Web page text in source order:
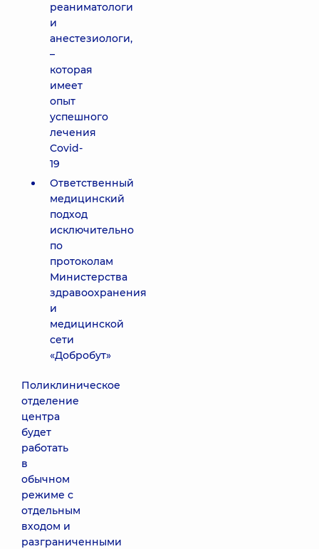
реаниматологи
и
анестезиологи,
–
которая
имеет
опыт
успешного
лечения
Covid-
19
Ответственный
медицинский
подход
исключительно
по
протоколам
Министерства
здравоохранения
и
медицинской
сети
«Добробут»
Поликлиническое
отделение
центра
будет
работать
в
обычном
режиме с
отдельным
входом и
разграниченными